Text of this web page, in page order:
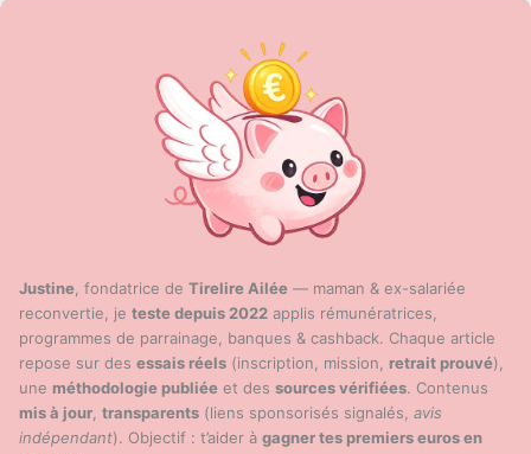
Justine, fondatrice de Tirelire Ailée — maman & ex-salariée
reconvertie, je teste depuis 2022 applis rémunératrices,
programmes de parrainage, banques & cashback. Chaque article
repose sur des essais réels (inscription, mission, retrait prouvé),
une méthodologie publiée et des sources vérifiées. Contenus
mis à jour, transparents (liens sponsorisés signalés, avis
indépendant). Objectif : t’aider à gagner tes premiers euros en